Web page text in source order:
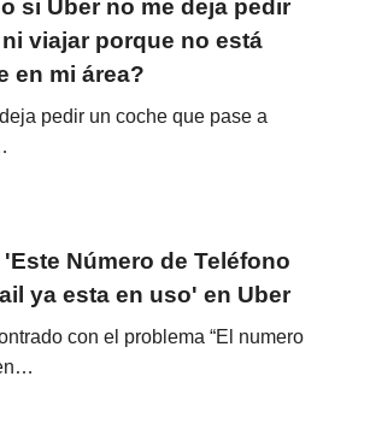
si Uber no me deja pedir
viajar porque no está
en mi área?
pedir un coche que pase a
Número de Teléfono
ya esta en uso' en Uber
con el problema “El numero